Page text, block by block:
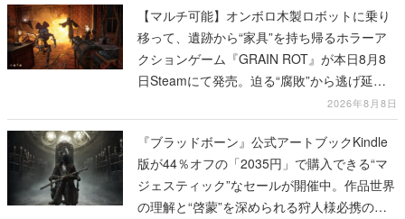
【マルチ可能】オンボロ木製ロボットに乗り
移って、遺跡から“家具”を持ち帰るホラーア
クションゲーム『GRAIN ROT』が本日8月8
日Steamにて発売。迫る“腐敗”から逃げ延
2026年8月8日
『ブラッドボーン』公式アートブックKindle
版が44％オフの「2035円」で購入できる“マ
ジェスティック”なセールが開催中。作品世界
の理解と“啓蒙”を深められる狩人様必携の一